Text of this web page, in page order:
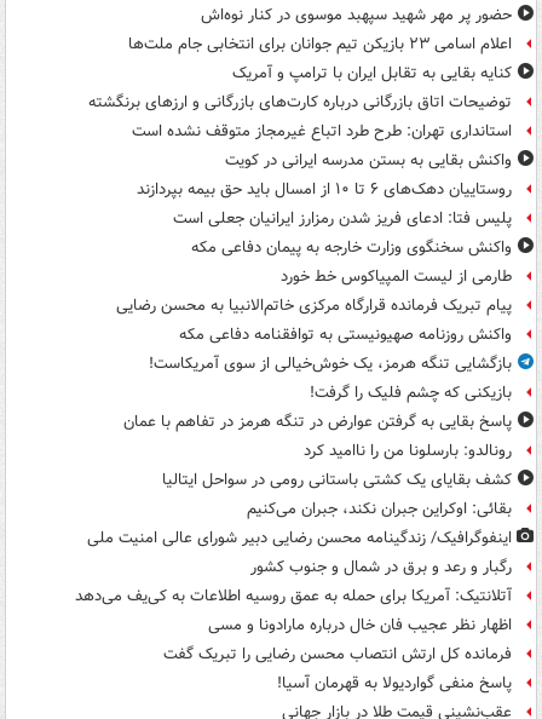
حضور پر مهر شهید سپهبد موسوی در کنار نوه‌اش
اعلام اسامی ۲۳ بازیکن تیم جوانان برای انتخابی جام ملت‌ها
کنایه بقایی به تقابل ایران با ترامپ و آمریک
توضیحات اتاق بازرگانی درباره کارت‌های بازرگانی و ارزهای برنگشته
استانداری تهران: طرح طرد اتباع غیرمجاز متوقف نشده است
واکنش بقایی به بستن مدرسه ایرانی در کویت
روستاییان دهک‌های ۶ تا ۱۰ از امسال باید حق بیمه بپردازند
پلیس فتا: ادعای فریز شدن رمزارز ایرانیان جعلی است
واکنش سخنگوی وزارت خارجه به پیمان دفاعی مکه
طارمی از لیست المپیاکوس خط خورد
پیام تبریک فرمانده قرارگاه مرکزی خاتم‌الانبیا به محسن رضایی
واکنش روزنامه صهیونیستی به توافقنامه دفاعی مکه
بازگشایی تنگه هرمز، یک خوش‌خیالی از سوی آمریکاست!
بازیکنی که چشم فلیک را گرفت!
پاسخ بقایی به گرفتن عوارض در تنگه هرمز در تفاهم با عمان
رونالدو: بارسلونا من را ناامید کرد
کشف بقایای یک کشتی باستانی رومی در سواحل ایتالیا
بقائی: اوکراین جبران نکند، جبران می‌کنیم
اینفوگرافیک/ زندگینامه محسن رضایی دبیر شورای عالی امنیت‌ ملی
رگبار و رعد و برق در شمال و جنوب کشور
آتلانتیک: آمریکا برای حمله به عمق روسیه اطلاعات به کی‌یف می‌دهد
اظهار نظر عجیب فان خال درباره مارادونا و مسی
فرمانده کل ارتش انتصاب محسن رضایی را تبریک گفت
پاسخ منفی گواردیولا به قهرمان آسیا!
عقب‌نشینی قیمت طلا در بازار جهانی